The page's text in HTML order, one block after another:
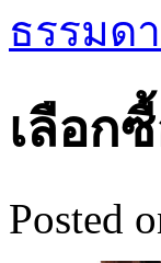
ธรรมดา
เลือก
Posted